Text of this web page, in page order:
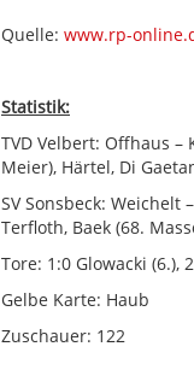
Quelle: www.rp-
Statistik:
TVD Velbert: Offhaus –
Meier), Härtel, Di
SV Sonsbeck: Weichelt
Terfloth, Baek (68.
Tore: 1:0 Glowacki (6.),
Gelbe Karte: Haub
Zuschauer: 122